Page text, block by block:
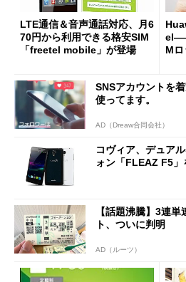
LTE通信＆音声通話対応、月6
70円から利用できる格安SIM
「freetel mobile」が登場
M
SNSアカウントを
使ってます。
AD（Dreaw合同会社）
コヴィア、デュア
ォン「FLEAZ F5」
【話題沸騰】3連
ト、ついに判明
AD（ルーツ）